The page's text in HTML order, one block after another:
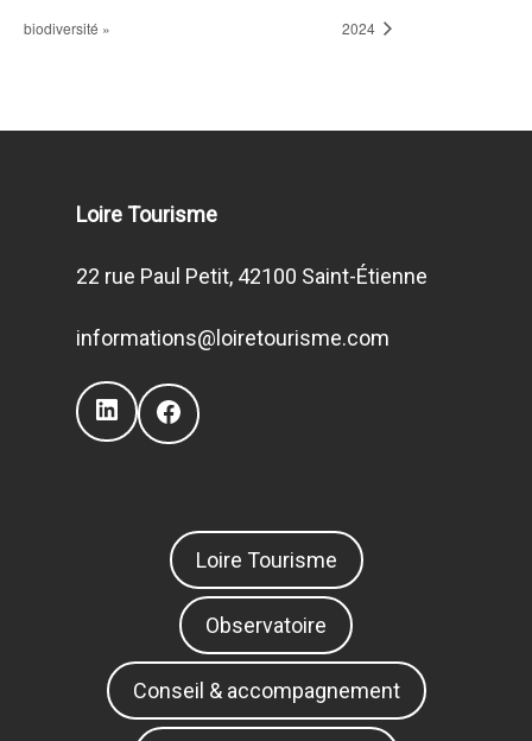
biodiversité »
2024
Loire Tourisme
22 rue Paul Petit, 42100 Saint-Étienne
informations@loiretourisme.com
LinkedInFacebook
Loire Tourisme
Observatoire
Conseil & accompagnement